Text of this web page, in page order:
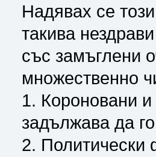
Надявах се
такива
със замъглени
множественно
1. Короновани и
задължава да
2. Политически